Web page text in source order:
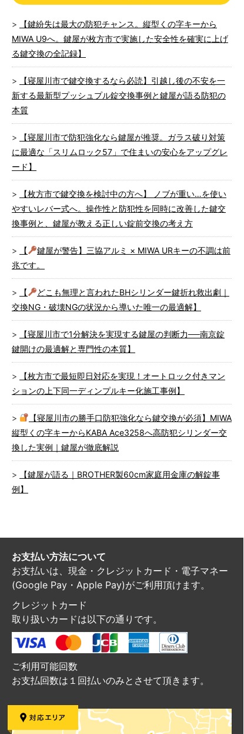
【鍵紛失は最大の防犯チャンス。縦型くの字キーから
MIWA U9へ。鍵屋が枚方市で実施した安全性を確実に上げ
る鍵交換の全記録】
【寝屋川市で鍵交換するなら必読】引越し後の不安を一
新する最新型プッシュプル錠交換事例と鍵屋が語る防犯の
本質
【寝屋川市で防犯強化なら鍵屋が推奨。ガラス破り対策
に最適な「スリムロック57」で住まいの安心をアップグレ
ード】
【枚方市で鍵交換を検討中の方へ】 ノブが重い…を使い
やすいレバー式へ。操作性と防犯性を同時に改善した鍵交
換事例と、鍵屋が教える正しい錠前交換の考え方
【
鍵屋が警告】三協アルミ × MIWA URキーの不調は前
兆です。
【
どこも無理と言われたBHシリンダー鍵折れ救出劇｜
交換NG・破壊NGの状況から導いた唯一の最適解】
【寝屋川市で1分解決を実現する鍵屋の判断力──南京錠
鍵開けの最適解と専門性の本質】
【枚方市で最短即日対応を実現！オートロック付きマン
ションの上下同一ディンプルキー化施工事例】
【寝屋川市の勝手口防犯強化なら鍵交換が必須】MIWA
縦型くの字キーからKABA Ace3258へ高防犯シリンダー交
換した実例｜鍵屋が徹底解説
【鍵屋が語る｜BROTHER製60cm家庭用金庫の解錠事
例】
お支払い方法について
お支払いは、現金・クレジットカード・電子マネー
(Google Pay・Apple Pay)がご利用頂けます。
クレジットカード
取り扱いカードは以下の通りです。
ご利用可能回数
お支払回数は１回払いのみとさせて頂きます。